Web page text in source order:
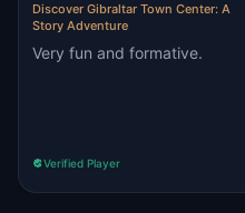
Discover Gibraltar Town Center: A
Story Adventure
Very fun and formative.
Verified Player